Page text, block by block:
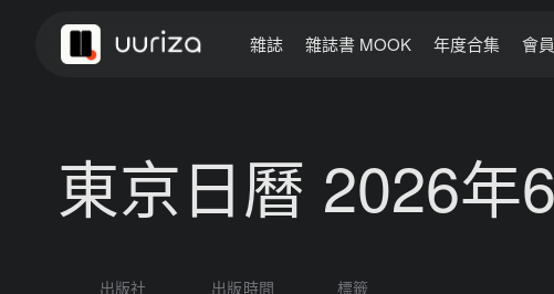
雜誌 雜誌書 MOOK 年度合集 會
東京日曆 2026年
出版社 出版時間 標籤